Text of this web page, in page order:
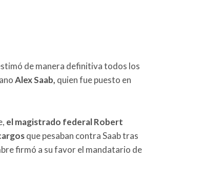
de manera definitiva todos los
Alex Saab, quien fue puesto en
el magistrado federal Robert
que pesaban contra Saab tras
firmó a su favor el mandatario de